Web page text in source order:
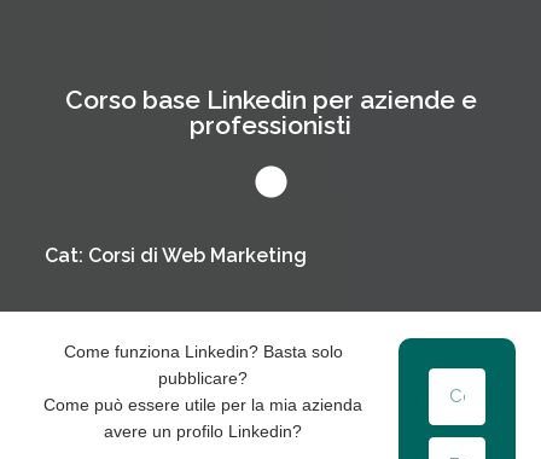
Corso base Linkedin per aziende e
professionisti
Cat: Corsi di Web Marketing
Come funziona Linkedin? Basta solo
pubblicare?
Come può essere utile per la mia azienda
avere un profilo Linkedin?